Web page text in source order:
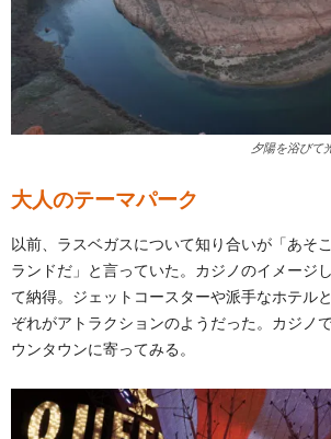
夕陽を浴びて
大人のテーマパーク
以前、ラスベガスについて知り合いが「あそ
ランドだ」と言っていた。カジノのイメージ
て納得。ジェットコースターや派手なホテル
ぞれがアトラクションのようだった。カジノ
ウンタウンに寄ってみる。